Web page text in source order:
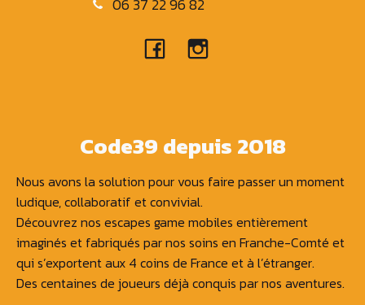
Code39 depuis 2018
Nous avons la solution pour vous faire passer un moment
ludique, collaboratif et convivial.
Découvrez nos escapes game mobiles entièrement
imaginés et fabriqués par nos soins en Franche-Comté et
qui s’exportent aux 4 coins de France et à l’étranger.
Des centaines de joueurs déjà conquis par nos aventures.